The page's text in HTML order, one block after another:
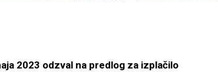
2023 odzval na predlog za izplačilo